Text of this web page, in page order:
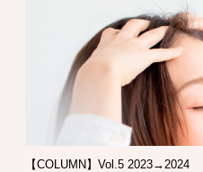
【COLUMN】Vol.5 2023→2024